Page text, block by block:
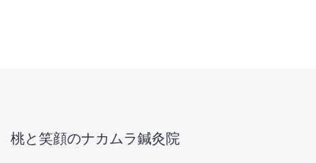
桃と笑顔のナカムラ鍼灸院